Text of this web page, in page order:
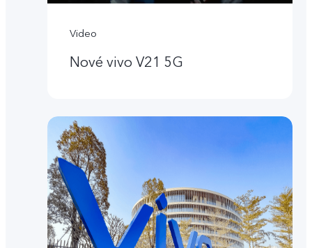
Video
Nové vivo V21 5G